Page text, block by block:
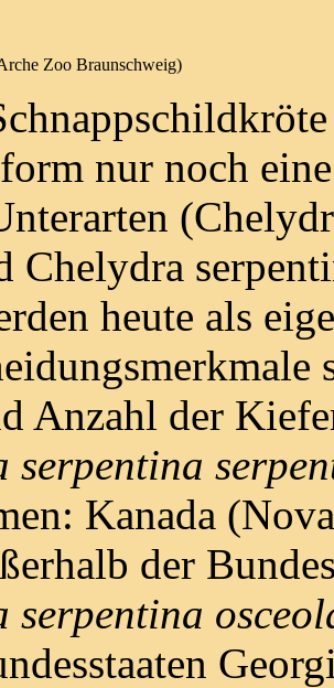
Zoo Braunschweig)
nur noch
Chelydra
heute als
Anzahl der
serpentina
Kanada
der
serpentina